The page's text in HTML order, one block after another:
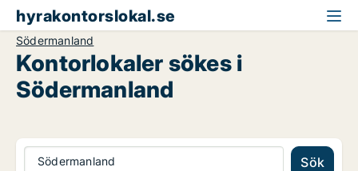
hyrakontorslokal.se
Södermanland
Kontorlokaler sökes i
Södermanland
Södermanland Sök